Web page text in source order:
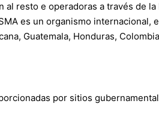
resto e operadoras a través de la
es un organismo internacional,
Guatemala, Honduras,
por sitios